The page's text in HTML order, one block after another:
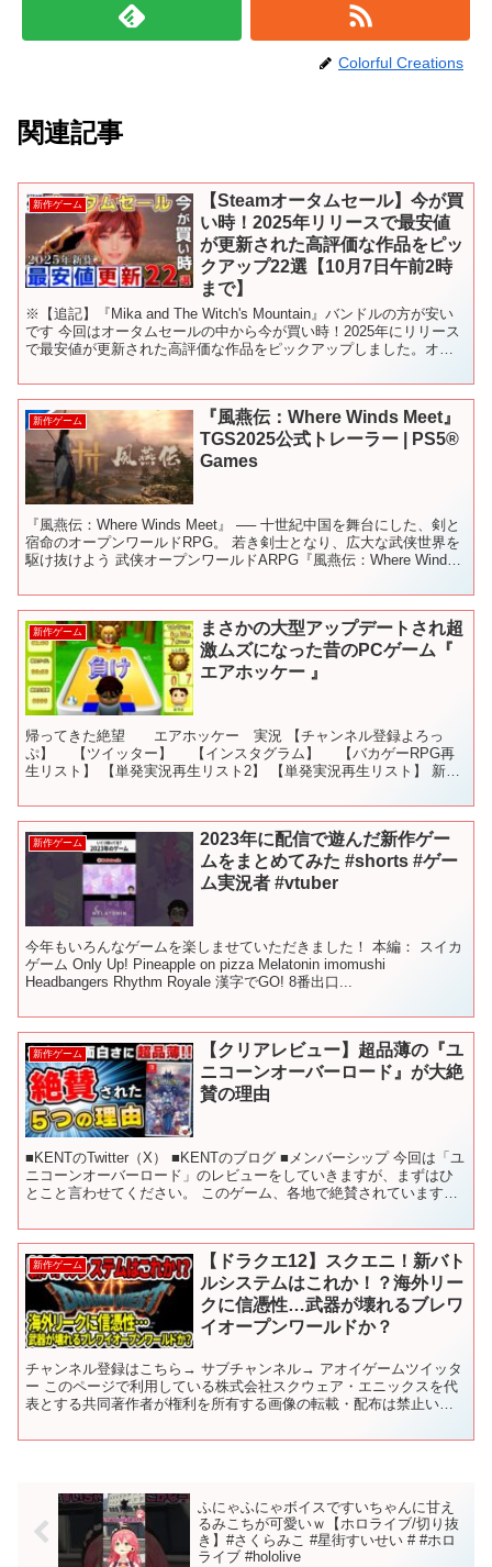
Colorful Creations
関連記事
新作ゲーム
【Steamオータムセール】今が買
い時！2025年リリースで最安値
が更新された高評価な作品をピッ
クアップ22選【10月7日午前2時
まで】
※【追記】『Mika and The Witch's Mountain』バンドルの方が安い
です 今回はオータムセールの中から今が買い時！2025年にリリース
で最安値が更新された高評価な作品をピックアップしました。オー
新作ゲーム
『風燕伝：Where Winds Meet』
TGS2025公式トレーラー | PS5®
Games
『風燕伝：Where Winds Meet』 ── 十世紀中国を舞台にした、剣と
宿命のオープンワールドRPG。 若き剣士となり、広大な武侠世界を
駆け抜けよう 武侠オープンワールドARPG『風燕伝：Where Winds
新作ゲーム
まさかの大型アップデートされ超
激ムズになった昔のPCゲーム『
エアホッケー 』
帰ってきた絶望 エアホッケー 実況 【チャンネル登録よろっ
ぷ】 【ツイッター】 【インスタグラム】 【バカゲーRPG再
生リスト】 【単発実況再生リスト2】 【単発実況再生リスト】 新作
新作ゲーム
2023年に配信で遊んだ新作ゲー
ムをまとめてみた #shorts #ゲー
ム実況者 #vtuber
今年もいろんなゲームを楽しませていただきました！ 本編： スイカ
ゲーム Only Up! Pineapple on pizza Melatonin imomushi
Headbangers Rhythm Royale 漢字でGO! 8番出口...
新作ゲーム
【クリアレビュー】超品薄の『ユ
ニコーンオーバーロード』が大絶
賛の理由
■KENTのTwitter（X） ■KENTのブログ ■メンバーシップ 今回は「ユ
ニコーンオーバーロード」のレビューをしていきますが、まずはひ
とこと言わせてください。 このゲーム、各地で絶賛されています！
新作ゲーム
【ドラクエ12】スクエニ！新バト
ルシステムはこれか！？海外リー
クに信憑性…武器が壊れるブレワ
イオープンワールドか？
チャンネル登録はこちら→ サブチャンネル→ アオイゲームツイッタ
ー このページで利用している株式会社スクウェア・エニックスを代
表とする共同著作者が権利を所有する画像の転載・配布は禁止いた
ふにゃふにゃボイスですいちゃんに甘え
るみこちが可愛いｗ【ホロライブ/切り抜
き】#さくらみこ #星街すいせい # #ホロ
ライブ #hololive